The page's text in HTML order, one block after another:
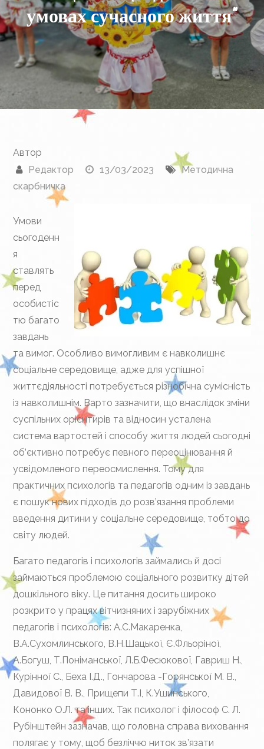
умовах сучасного життя”
Автор
Редактор
13/03/2023
Методична
скарбничка
Умови
сьогоденн
я
ставлять
перед
особистіс
тю багато
завдань
та вимог. Особливо вимогливим є навколишнє
соціальне середовище, адже для успішної
життєдіяльності потребується різнобічна сумісність
із навколишнім. Варто зазначити, що внаслідок зміни
суспільних орієнтирів та відносин усталена
система вартостей і способу життя людей сьогодні
об’єктивно потребує певного переоцінювання й
усвідомленого переосмислення. Тому для
практичних психологів та педагогів одним із завдань
є пошук нових підходів до розв’язання проблеми
введення дитини у соціальне середовище, тобто до
світу людей.
Багато педагогів і психологів займались й досі
займаються проблемою соціального розвитку дітей
дошкільного віку. Це питання досить широко
розкрито у працях вітчизняних і зарубіжних
педагогів і психологів: А.С.Макаренка,
В.А.Сухомлинського, В.Н.Шацької, Є.Фльоріної,
А.Богуш, Т.Поніманської, Л.Б.Фесюкової, Гавриш Н.,
Курінної С., Беха І.Д., Гончарова -Горянської М. В.,
Давидової В. В., Прищепи Т.І, К.Ушинського,
Кононко О.Л. та інших. Так психолог і філософ С. Л.
Рубінштейн зазначав, що головна справа виховання
полягає у тому, щоб безліччю ниток зв’язати